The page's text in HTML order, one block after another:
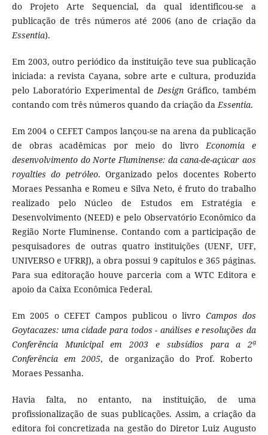
do Projeto Arte Sequencial, da qual identificou-se a
publicação de três números até 2006 (ano de criação da
Essentia).
Em 2003, outro periódico da instituição teve sua publicação
iniciada: a revista Cayana, sobre arte e cultura, produzida
pelo Laboratório Experimental deDesignGráfico, também
contando com três números quando da criação daEssentia.
Em 2004 o CEFET Campos lançou-se na arena da publicação
de obras acadêmicas por meio do livroEconomia e
desenvolvimento do Norte Fluminense: da cana-de-açúcar aos
royalties do petróleo. Organizado pelos docentes Roberto
Moraes Pessanha e Romeu e Silva Neto, é fruto do trabalho
realizado pelo Núcleo de Estudos em Estratégia e
Desenvolvimento (NEED) e pelo Observatório Econômico da
Região Norte Fluminense. Contando com a participação de
pesquisadores de outras quatro instituições (UENF, UFF,
UNIVERSO e UFRRJ), a obra possui 9 capítulos e 365 páginas.
Para sua editoração houve parceria com a WTC Editora e
apoio da Caixa Econômica Federal.
Em 2005 o CEFET Campos publicou o livro Campos dos
Goytacazes: uma cidade para todos - análises e resoluções da
Conferência Municipal em 2003 e subsídios para a 2ạ
Conferência em 2005, de organização do Prof. Roberto
Moraes Pessanha.
Havia falta, no entanto, na instituição, de uma
profissionalização de suas publicações. Assim, a criação da
editora foi concretizada na gestão do Diretor Luiz Augusto